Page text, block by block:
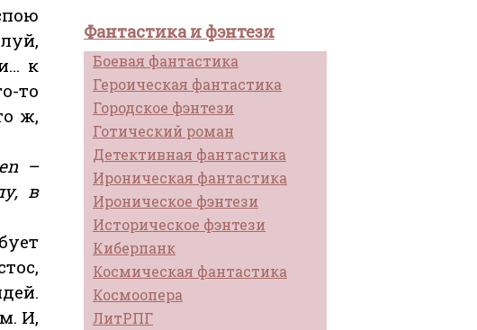
Фантастика и фэнтези
Боевая фантастика
Героическая фантастика
Городское фэнтези
Готический роман
Детективная фантастика
Ироническая фантастика
Ироническое фэнтези
Историческое фэнтези
Киберпанк
Космическая фантастика
Космоопера
ЛитРПГ
к
то
ж,
–
в
И,